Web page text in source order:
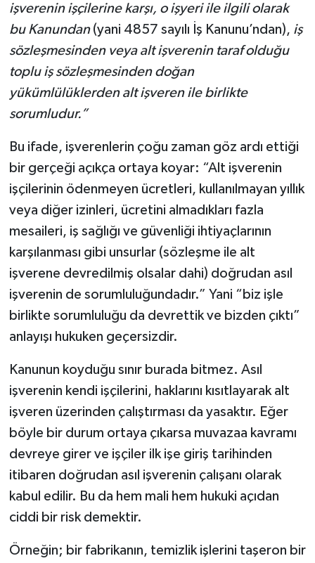
işverenin işçilerine karşı, o işyeri ile ilgili olarak
bu Kanundan (yani 4857 sayılı İş Kanunu’ndan), iş
sözleşmesinden veya alt işverenin taraf olduğu
toplu iş sözleşmesinden doğan
yükümlülüklerden alt işveren ile birlikte
sorumludur.”
Bu ifade, işverenlerin çoğu zaman göz ardı ettiği
bir gerçeği açıkça ortaya koyar: “Alt işverenin
işçilerinin ödenmeyen ücretleri, kullanılmayan yıllık
veya diğer izinleri, ücretini almadıkları fazla
mesaileri, iş sağlığı ve güvenliği ihtiyaçlarının
karşılanması gibi unsurlar (sözleşme ile alt
işverene devredilmiş olsalar dahi) doğrudan asıl
işverenin de sorumluluğundadır.” Yani “biz işle
birlikte sorumluluğu da devrettik ve bizden çıktı”
anlayışı hukuken geçersizdir.
Kanunun koyduğu sınır burada bitmez. Asıl
işverenin kendi işçilerini, haklarını kısıtlayarak alt
işveren üzerinden çalıştırması da yasaktır. Eğer
böyle bir durum ortaya çıkarsa muvazaa kavramı
devreye girer ve işçiler ilk işe giriş tarihinden
itibaren doğrudan asıl işverenin çalışanı olarak
kabul edilir. Bu da hem mali hem hukuki açıdan
ciddi bir risk demektir.
Örneğin; bir fabrikanın, temizlik işlerini taşeron bir